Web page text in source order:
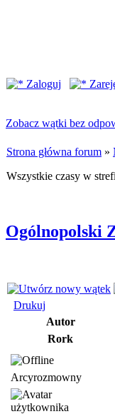
Zaloguj
Zobacz wątki bez
Strona główna forum »
Wszystkie czasy w
Ogólnopolski
Drukuj
Autor
Rork
Arcyrozmowny